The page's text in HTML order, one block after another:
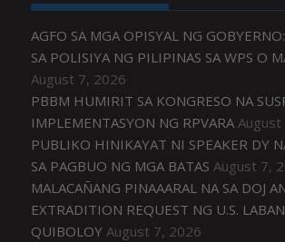
AGFO SA MGA OPISYAL NG
SA POLISIYA NG PILIPINAS SA WPS O
August 7, 2026
PBBM HUMIRIT SA KONGRESO NA
IMPLEMENTASYON NG RPVARA
PUBLIKO HINIKAYAT NI SPEAKER DY
SA PAGBUO NG MGA BATAS August 7,
MALACAÑANG PINAAARAL NA SA DOJ
EXTRADITION REQUEST NG U.S.
QUIBOLOY August 7, 2026